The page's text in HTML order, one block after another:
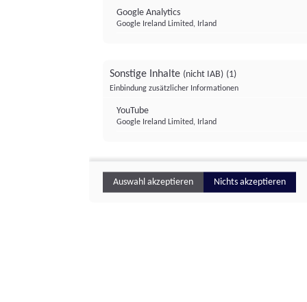
Google Analytics
Google Ireland Limited, Irland
Sonstige Inhalte (nicht IAB) (1)
Einbindung zusätzlicher Informationen
YouTube
Google Ireland Limited, Irland
Auswahl akzeptieren Nichts akzeptieren